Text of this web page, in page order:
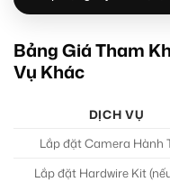
Bảng Giá Tham
Vụ Khác
DỊCH VỤ
Lắp đặt Camera Hành
Lắp đặt Hardwire Kit